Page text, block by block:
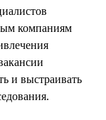
компаниям
и выстраивать